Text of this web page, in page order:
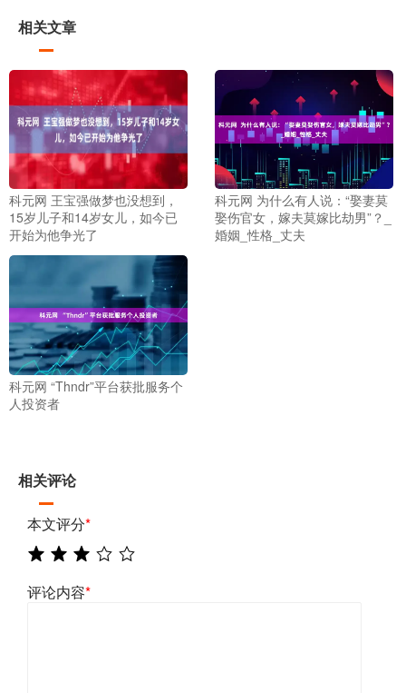
相关文章
科元网 王宝强做梦也没想到，
15岁儿子和14岁女儿，如今已
开始为他争光了
科元网 为什么有人说：“娶妻莫
娶伤官女，嫁夫莫嫁比劫男”？_
婚姻_性格_丈夫
科元网 “Thndr”平台获批服务个
人投资者
相关评论
本文评分*
评论内容*